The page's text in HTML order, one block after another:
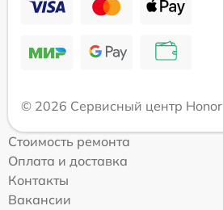
© 2026 Сервисный центр Honor
Стоимость ремонта
Оплата и доставка
Контакты
Вакансии